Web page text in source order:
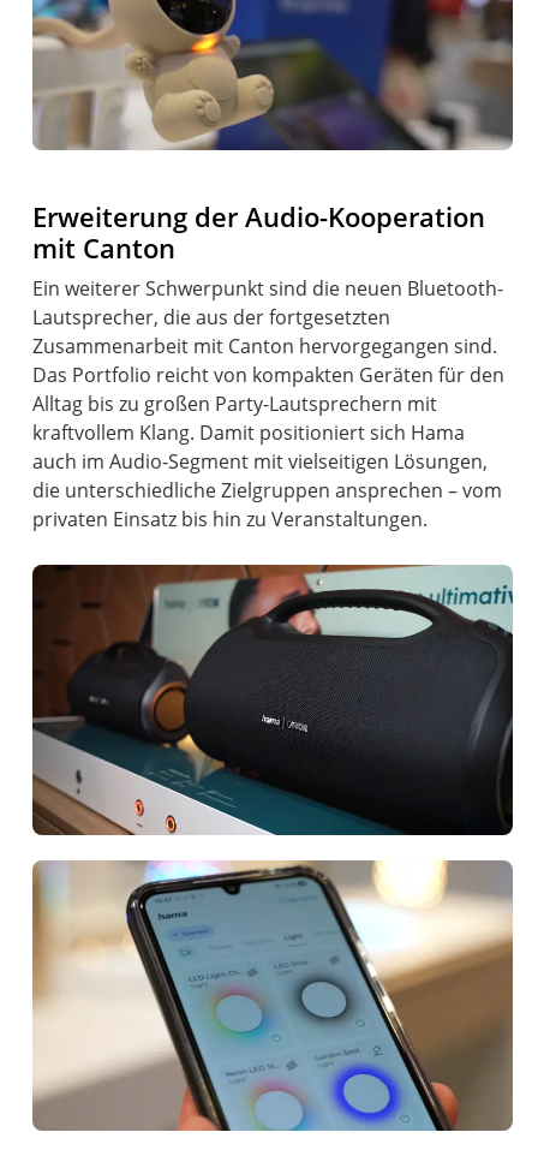
Erweiterung der Audio-Kooperation
mit Canton
Ein weiterer Schwerpunkt sind die neuen Bluetooth-
Lautsprecher, die aus der fortgesetzten
Zusammenarbeit mit Canton hervorgegangen sind.
Das Portfolio reicht von kompakten Geräten für den
Alltag bis zu großen Party-Lautsprechern mit
kraftvollem Klang. Damit positioniert sich Hama
auch im Audio-Segment mit vielseitigen Lösungen,
die unterschiedliche Zielgruppen ansprechen – vom
privaten Einsatz bis hin zu Veranstaltungen.